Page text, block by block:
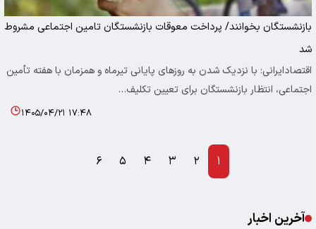
بازنشستگان بخوانند/ پرداخت معوقات بازنشستگان تامین اجتماعی مشروط
شد
اقتصادایرانی: با نزدیک شدن به روزهای پایانی تیرماه و همزمان با هفته تأمین
اجتماعی، انتظار بازنشستگان برای تعیین تکلیف…
۱۴۰۵/۰۴/۲۱ ۱۷:۴۸
۱ ۲ ۳ ۴ ۵ ۶
آخرین اخبار